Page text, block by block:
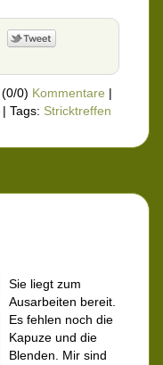
(0/0) Kommentare |
| Tags: Stricktreffen
Sie liegt zum
Ausarbeiten bereit.
Es fehlen noch die
Kapuze und die
Blenden. Mir sind